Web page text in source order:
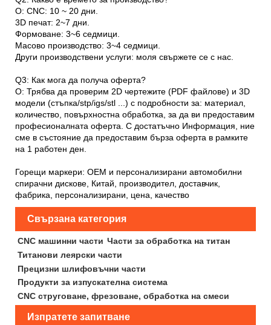
О: CNC: 10 ~ 20 дни.
3D печат: 2~7 дни.
Формоване: 3~6 седмици.
Масово производство: 3~4 седмици.
Други производствени услуги: моля свържете се с нас.
Q3: Как мога да получа оферта?
О: Трябва да проверим 2D чертежите (PDF файлове) и 3D
модели (стъпка/stp/igs/stl ...) с подробности за: материал,
количество, повърхностна обработка, за да ви предоставим
професионалната оферта. С достатъчно Информация, ние
сме в състояние да предоставим бърза оферта в рамките
на 1 работен ден.
Горещи маркери: OEM и персонализирани автомобилни
спирачни дискове, Китай, производител, доставчик,
фабрика, персонализирани, цена, качество
Свързана категория
CNC машинни части Части за обработка на титан
Титанови леярски части
Прецизни шлифовъчни части
Продукти за изпускателна система
CNC струговане, фрезоване, обработка на смеси
Изпратете запитване